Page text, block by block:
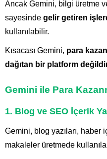
Ancak Gemini, bilgi üretme
sayesinde gelir getiren
kullanılabilir.
Kısacası Gemini, para
dağıtan bir platform
Gemini ile Para
1. Blog ve SEO İçerik
Gemini, blog yazıları,
makaleler üretmede